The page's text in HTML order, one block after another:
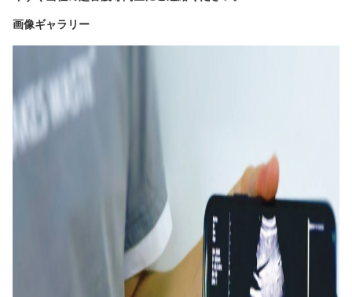
画像ギャラリー